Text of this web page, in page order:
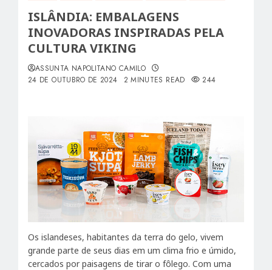
ISLÂNDIA: EMBALAGENS
INOVADORAS INSPIRADAS PELA
CULTURA VIKING
ASSUNTA NAPOLITANO CAMILO
24 DE OUTUBRO DE 2024
2 MINUTES READ 244
Os islandeses, habitantes da terra do gelo, vivem
grande parte de seus dias em um clima frio e úmido,
cercados por paisagens de tirar o fôlego. Com uma